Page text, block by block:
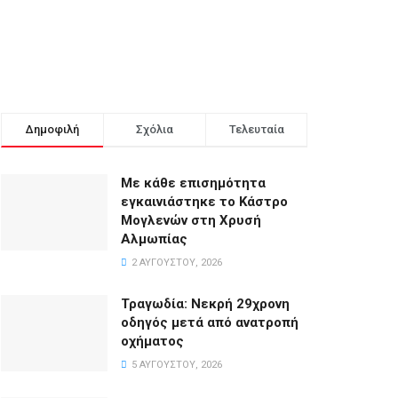
Δημοφιλή Σχόλια Τελευταία
Με κάθε επισημότητα
εγκαινιάστηκε το Κάστρο
Μογλενών στη Χρυσή
Αλμωπίας
2 ΑΥΓΟΎΣΤΟΥ, 2026
Τραγωδία: Νεκρή 29χρονη
οδηγός μετά από ανατροπή
οχήματος
5 ΑΥΓΟΎΣΤΟΥ, 2026